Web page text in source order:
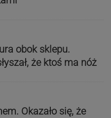
obok sklepu.
że ktoś ma nóż
Okazało się, że